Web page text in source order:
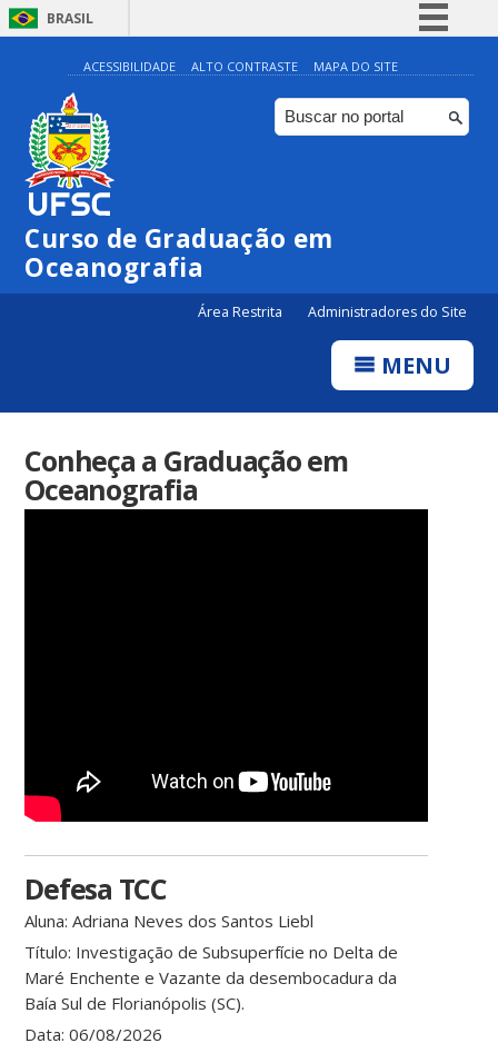
BRASIL
Simplifique!
Comunica BR
Participe
ACESSIBILIDADE ALTO CONTRASTE MAPA DO SITE
Curso de Graduação em
Oceanografia
Área Restrita Administradores do Site
MENU
Conheça a Graduação em
Oceanografia
Defesa TCC
Aluna: Adriana Neves dos Santos Liebl
Título: Investigação de Subsuperfície no Delta de
Maré Enchente e Vazante da desembocadura da
Baía Sul de Florianópolis (SC).
Data: 06/08/2026